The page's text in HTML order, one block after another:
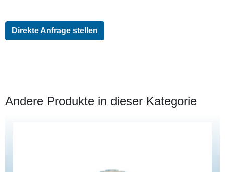
Direkte Anfrage stellen
Andere Produkte in dieser Kategorie